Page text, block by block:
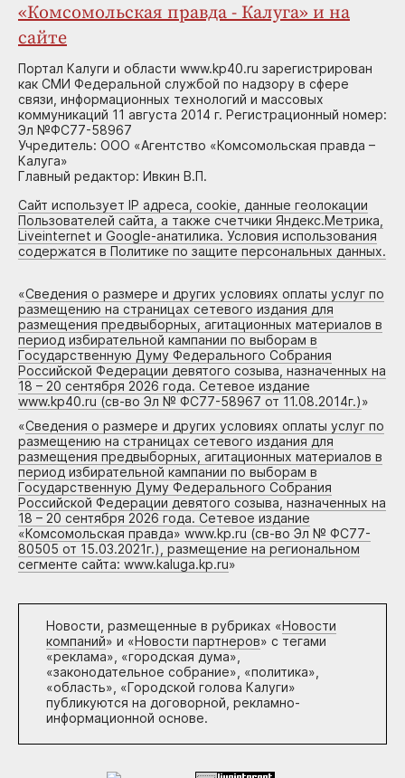
«Комсомольская правда - Калуга» и на
сайте
Портал Калуги и области www.kp40.ru зарегистрирован
как СМИ Федеральной службой по надзору в сфере
связи, информационных технологий и массовых
коммуникаций 11 августа 2014 г. Регистрационный номер:
Эл №ФС77-58967
Учредитель: ООО «Агентство «Комсомольская правда –
Калуга»
Главный редактор: Ивкин В.П.
Сайт использует IP адреса, cookie, данные геолокации
Пользователей сайта, а также счетчики Яндекс.Метрика,
Liveinternet и Google-анатилика. Условия использования
содержатся в Политике по защите персональных данных.
«Сведения о размере и других условиях оплаты услуг по
размещению на страницах сетевого издания для
размещения предвыборных, агитационных материалов в
период избирательной кампании по выборам в
Государственную Думу Федерального Собрания
Российской Федерации девятого созыва, назначенных на
18 – 20 сентября 2026 года. Сетевое издание
www.kp40.ru (св-во Эл № ФС77-58967 от 11.08.2014г.)»
«Сведения о размере и других условиях оплаты услуг по
размещению на страницах сетевого издания для
размещения предвыборных, агитационных материалов в
период избирательной кампании по выборам в
Государственную Думу Федерального Собрания
Российской Федерации девятого созыва, назначенных на
18 – 20 сентября 2026 года. Сетевое издание
«Комсомольская правда» www.kp.ru (св-во Эл № ФС77-
80505 от 15.03.2021г.), размещение на региональном
сегменте сайта: www.kaluga.kp.ru»
Новости, размещенные в рубриках «Новости
компаний» и «Новости партнеров» с тегами
«реклама», «городская дума»,
«законодательное собрание», «политика»,
«область», «Городской голова Калуги»
публикуются на договорной, рекламно-
информационной основе.